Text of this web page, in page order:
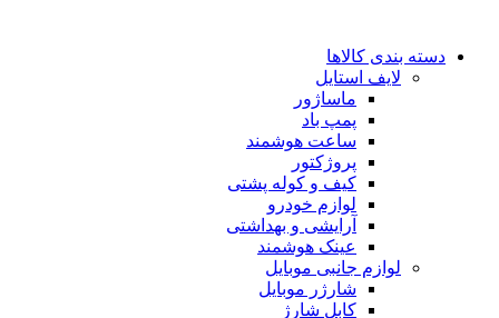
دسته بندی کالاها
لایف استایل
ماساژور
پمپ باد
ساعت هوشمند
پروژکتور
کیف و کوله پشتی
لوازم خودرو
آرایشی و بهداشتی
عینک هوشمند
لوازم جانبی موبایل
شارژر موبایل
کابل شارژ